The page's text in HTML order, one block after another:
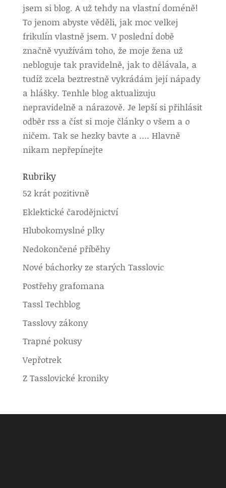
jsem si blog. A už tehdy na vlastní doméně!
To jenom abyste věděli, jak moc velkej
frikulín vlastně jsem. V poslední době
značně využívám toho, že moje žena už
nebloguje tak pravidelně, jak to dělávala, a
tudíž zcela beztrestně vykrádám její nápady
a hlášky. Tenhle blog aktualizuju
nepravidelně a nárazově. Je lepší si přihlásit
odběr rss a číst si moje články o všem a o
ničem. Tak se hezky bavte a …. Hlavně
nikam nepřepínejte
Rubriky
52 krát pozitivně
Eklektické čarodějnictví
Hlubokomyslné plky
Nedokončené příběhy
Nové báchorky ze starých Tasslovic
Postřehy grafomana
Tassl Techblog
Tasslovy zákony
Trapné pokusy
Vepřotrek
Z Tasslovické kroniky